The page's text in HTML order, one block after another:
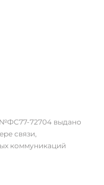
72704 выдано
связи,
коммуникаций